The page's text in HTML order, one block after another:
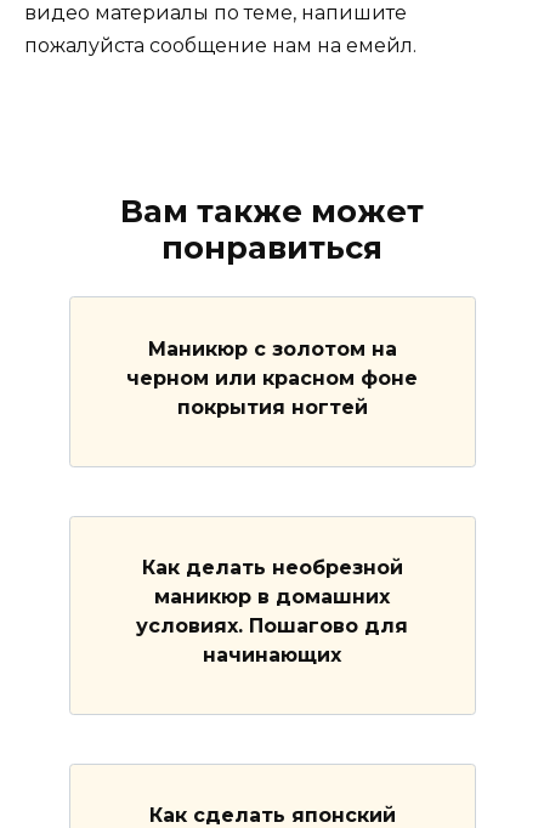
видео материалы по теме, напишите
пожалуйста сообщение нам на емейл.
Вам также может
понравиться
Маникюр с золотом на
черном или красном фоне
покрытия ногтей
Как делать необрезной
маникюр в домашних
условиях. Пошагово для
начинающих
Как сделать японский